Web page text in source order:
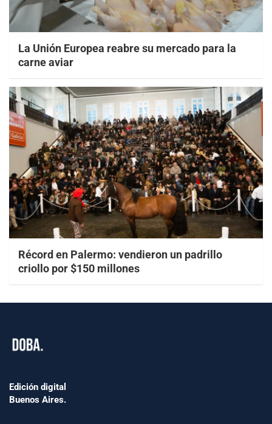
La Unión Europea reabre su mercado para la
carne aviar
Récord en Palermo: vendieron un padrillo
criollo por $150 millones
Edición digital
Buenos Aires.